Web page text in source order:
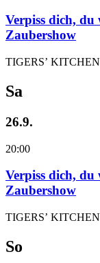
Verpiss dich, du
Zaubershow
TIGERS’ KITCHEN
Sa
26.9.
20:00
Verpiss dich, du
Zaubershow
TIGERS’ KITCHEN
So